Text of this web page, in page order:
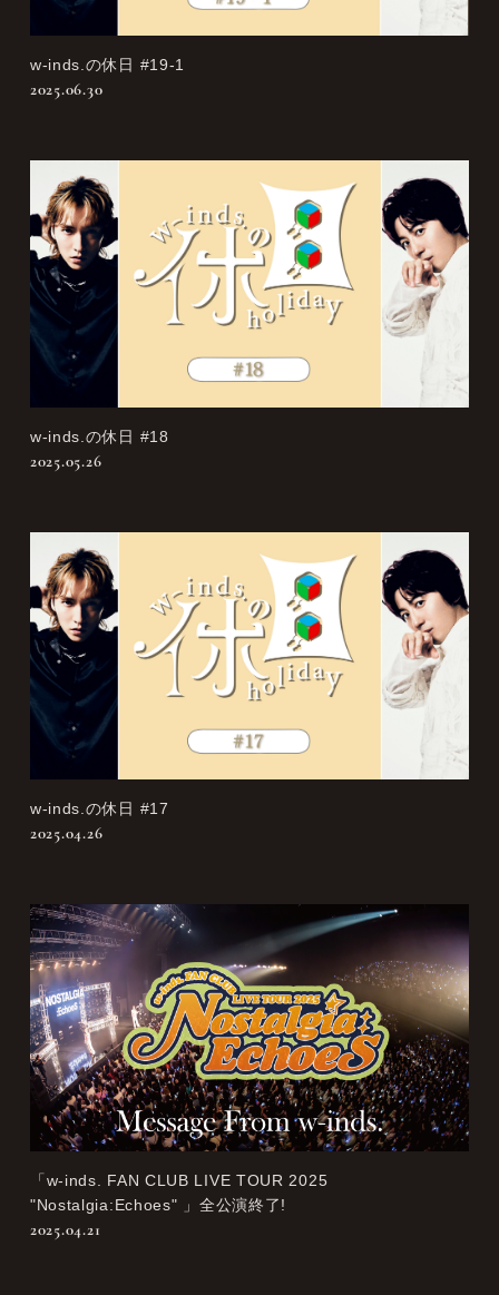
w-inds.の休日 #19-1
2025.06.30
w-inds.の休日 #18
2025.05.26
w-inds.の休日 #17
2025.04.26
「w-inds. FAN CLUB LIVE TOUR 2025
"Nostalgia:Echoes" 」全公演終了!
2025.04.21